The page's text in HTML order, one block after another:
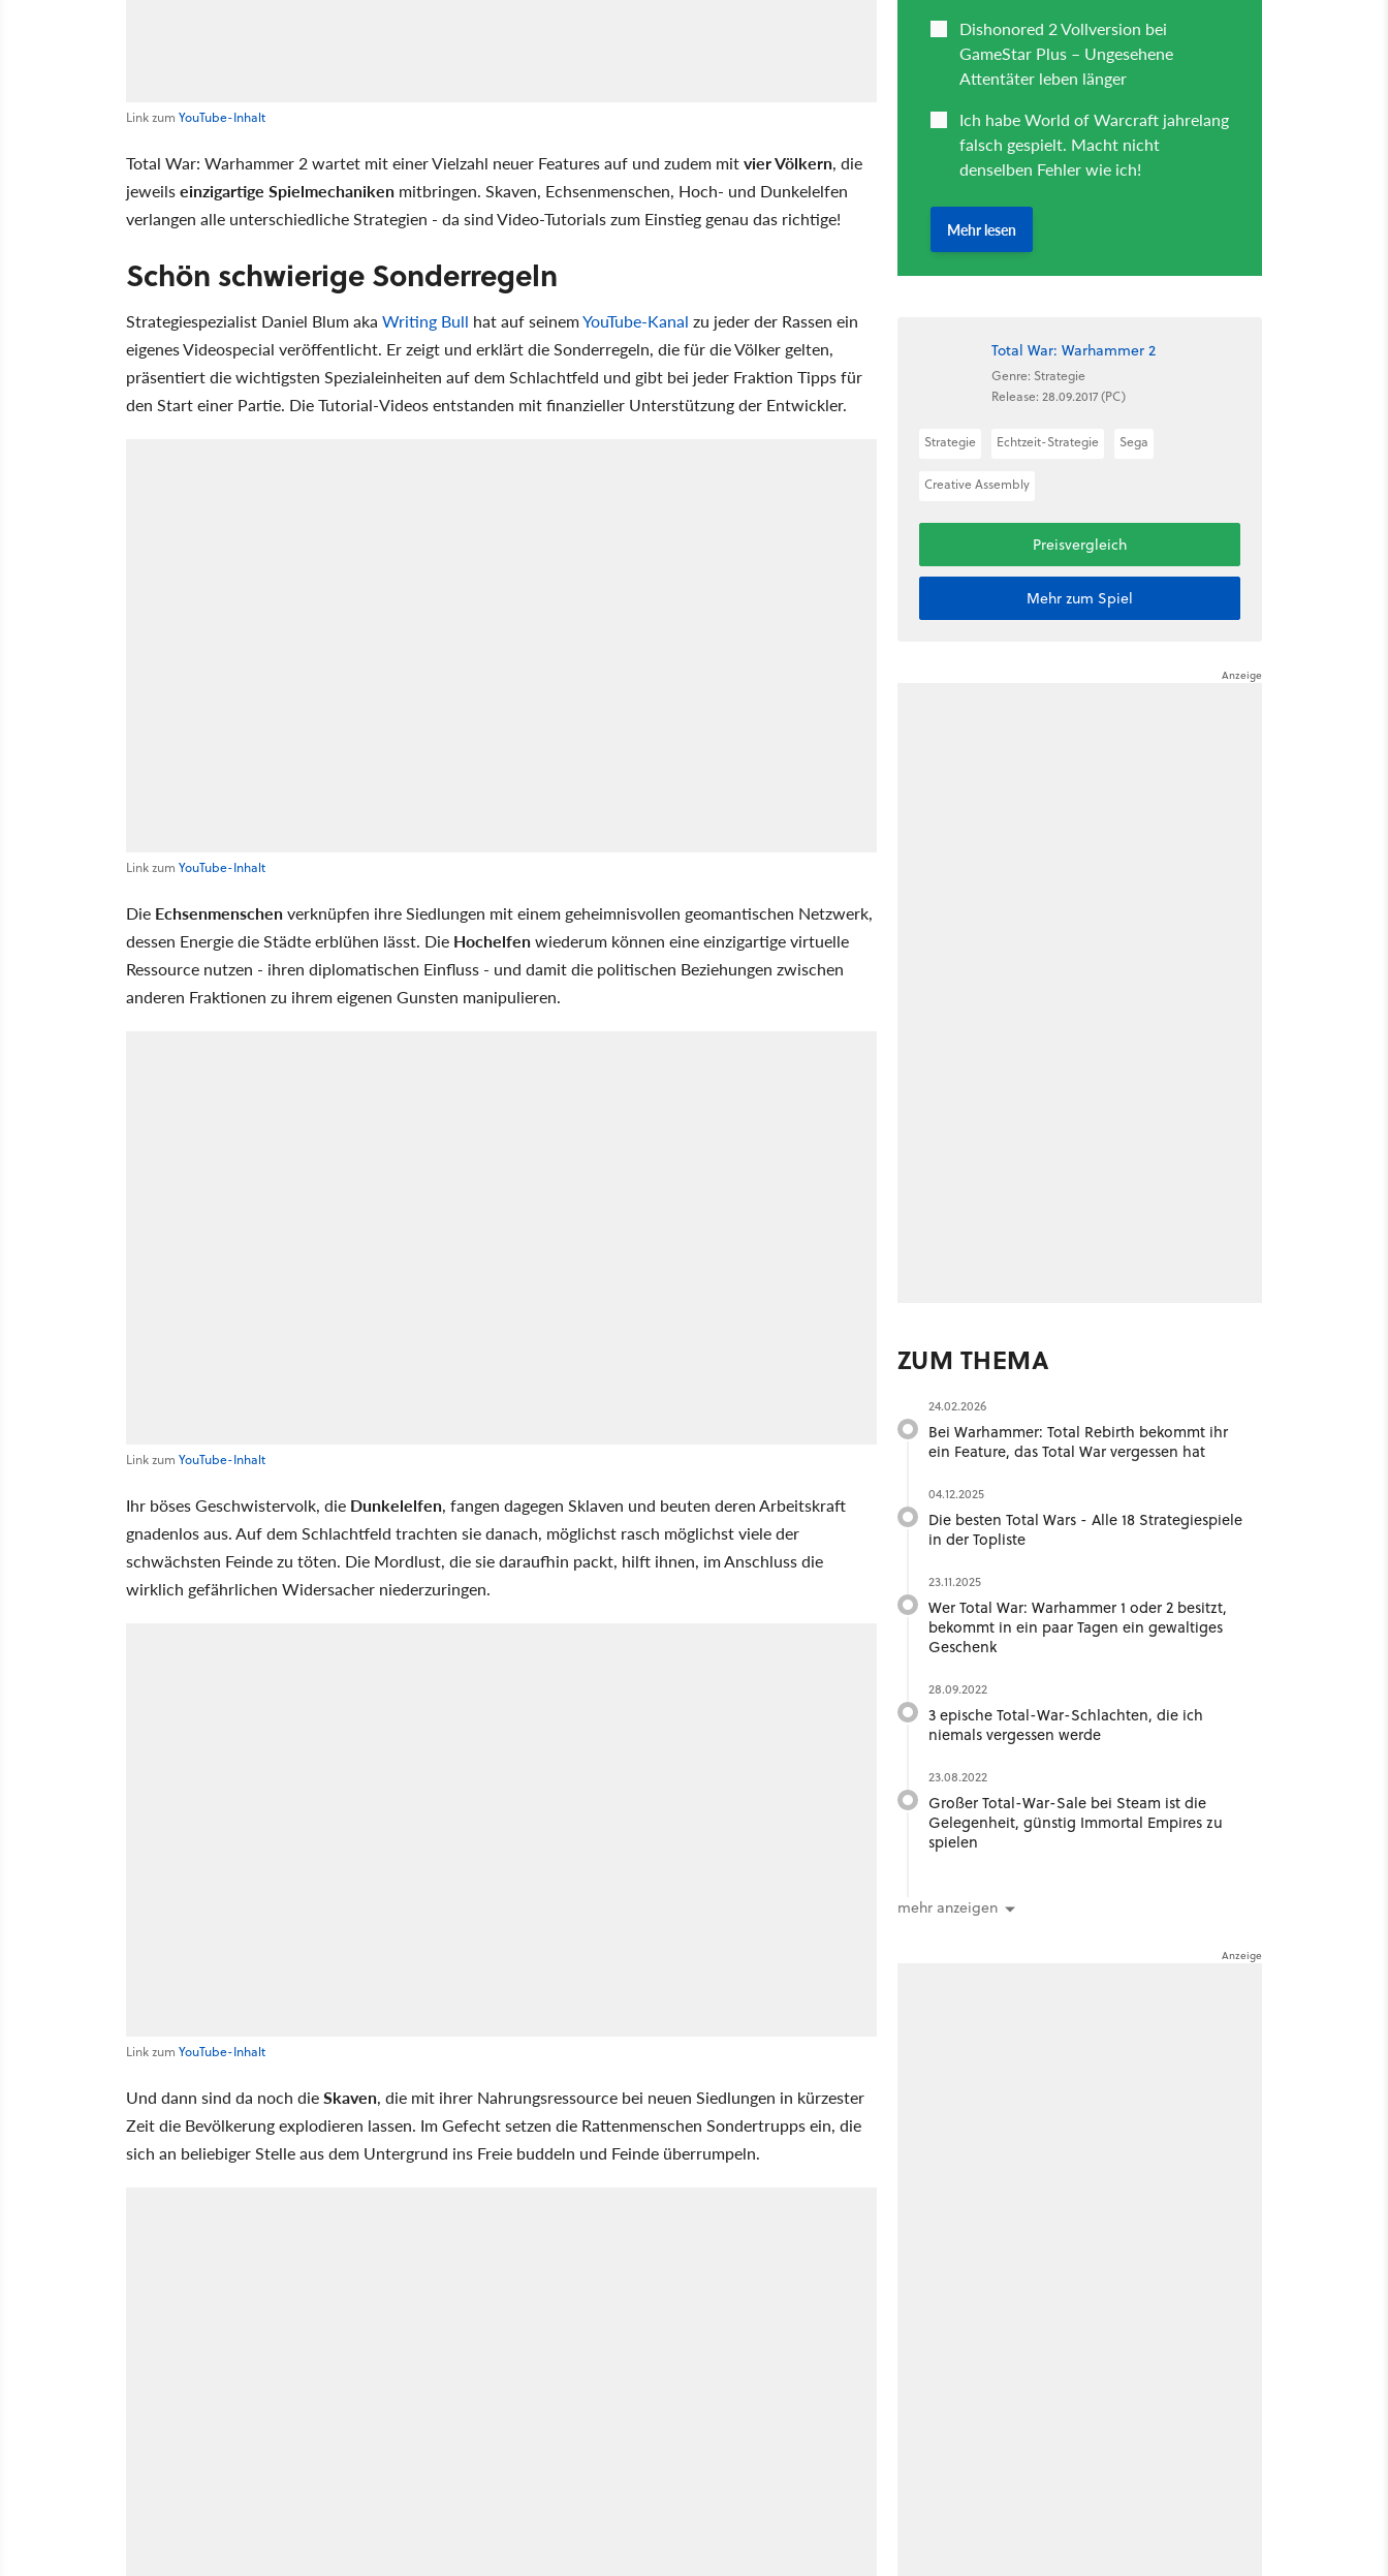
Link zum YouTube-Inhalt
Total War: Warhammer 2 wartet mit einer Vielzahl neuer Features auf und zudem mitvier Völkern, die
jeweilseinzigartige Spielmechaniken mitbringen. Skaven, Echsenmenschen, Hoch- und Dunkelelfen
verlangen alle unterschiedliche Strategien - da sind Video-Tutorials zum Einstieg genau das richtige!
Schön schwierige Sonderregeln
Strategiespezialist Daniel Blum aka Writing Bull hat auf seinemYouTube-Kanal zu jeder der Rassen ein
eigenes Videospecial veröffentlicht. Er zeigt und erklärt die Sonderregeln, die für die Völker gelten,
präsentiert die wichtigsten Spezialeinheiten auf dem Schlachtfeld und gibt bei jeder Fraktion Tipps für
den Start einer Partie. Die Tutorial-Videos entstanden mit finanzieller Unterstützung der Entwickler.
Link zum YouTube-Inhalt
Die Echsenmenschenverknüpfen ihre Siedlungen mit einem geheimnisvollen geomantischen Netzwerk,
dessen Energie die Städte erblühen lässt. Die Hochelfenwiederum können eine einzigartige virtuelle
Ressource nutzen - ihren diplomatischen Einfluss - und damit die politischen Beziehungen zwischen
anderen Fraktionen zu ihrem eigenen Gunsten manipulieren.
Link zum YouTube-Inhalt
Ihr böses Geschwistervolk, die Dunkelelfen, fangen dagegen Sklaven und beuten deren Arbeitskraft
gnadenlos aus. Auf dem Schlachtfeld trachten sie danach, möglichst rasch möglichst viele der
schwächsten Feinde zu töten. Die Mordlust, die sie daraufhin packt, hilft ihnen, im Anschluss die
wirklich gefährlichen Widersacher niederzuringen.
Link zum YouTube-Inhalt
Und dann sind da noch dieSkaven, die mit ihrer Nahrungsressource bei neuen Siedlungen in kürzester
Zeit die Bevölkerung explodieren lassen. Im Gefecht setzen die Rattenmenschen Sondertrupps ein, die
sich an beliebiger Stelle aus dem Untergrund ins Freie buddeln und Feinde überrumpeln.
Total War: Warhammer 2
Genre: Strategie
Release: 28.09.2017 (PC)
Strategie Echtzeit-Strategie Sega
Creative Assembly
Preisvergleich
Mehr zum Spiel
ZUM THEMA
24.02.2026
Bei Warhammer: Total Rebirth bekommt ihr
ein Feature, das Total War vergessen hat
04.12.2025
Die besten Total Wars - Alle 18 Strategiespiele
in der Topliste
23.11.2025
Wer Total War: Warhammer 1 oder 2 besitzt,
bekommt in ein paar Tagen ein gewaltiges
Geschenk
28.09.2022
3 epische Total-War-Schlachten, die ich
niemals vergessen werde
23.08.2022
Großer Total-War-Sale bei Steam ist die
Gelegenheit, günstig Immortal Empires zu
spielen
mehr anzeigen